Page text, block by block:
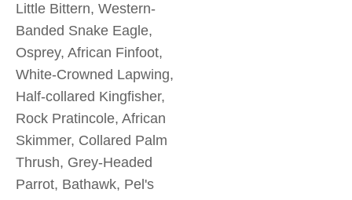
Little Bittern, Western-
Banded Snake Eagle,
Osprey, African Finfoot,
White-Crowned Lapwing,
Half-collared Kingfisher,
Rock Pratincole, African
Skimmer, Collared Palm
Thrush, Grey-Headed
Parrot, Bathawk, Pel's